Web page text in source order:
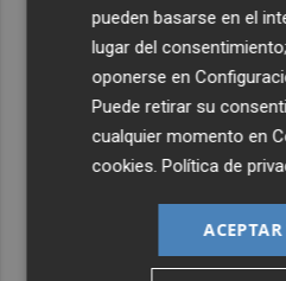
pueden basarse en el
lugar del
oponerse en
Puede retirar su
cualquier momento en
cookies.Política de